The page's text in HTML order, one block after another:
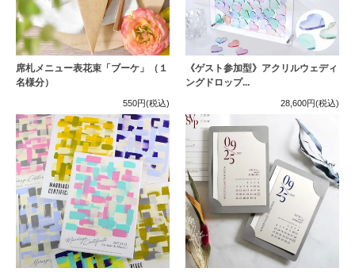
席札メニュー表花束「ブーケ」（１
名様分）
550円(税込)
《ゲスト参加型》アクリルウェディ
ングドロップ...
28,600円(税込)